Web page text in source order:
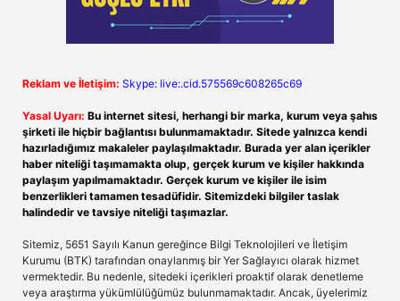
Reklam ve İletişim: Skype: live:.cid.575569c608265c69
Yasal Uyarı: Bu internet sitesi, herhangi bir marka, kurum veya şahıs
şirketi ile hiçbir bağlantısı bulunmamaktadır. Sitede yalnızca kendi
hazırladığımız makaleler paylaşılmaktadır. Burada yer alan içerikler
haber niteliği taşımamakta olup, gerçek kurum ve kişiler hakkında
paylaşım yapılmamaktadır. Gerçek kurum ve kişiler ile isim
benzerlikleri tamamen tesadüfidir. Sitemizdeki bilgiler taslak
halindedir ve tavsiye niteliği taşımazlar.
Sitemiz, 5651 Sayılı Kanun gereğince Bilgi Teknolojileri ve İletişim
Kurumu (BTK) tarafından onaylanmış bir Yer Sağlayıcı olarak hizmet
vermektedir. Bu nedenle, sitedeki içerikleri proaktif olarak denetleme
veya araştırma yükümlülüğümüz bulunmamaktadır. Ancak, üyelerimiz